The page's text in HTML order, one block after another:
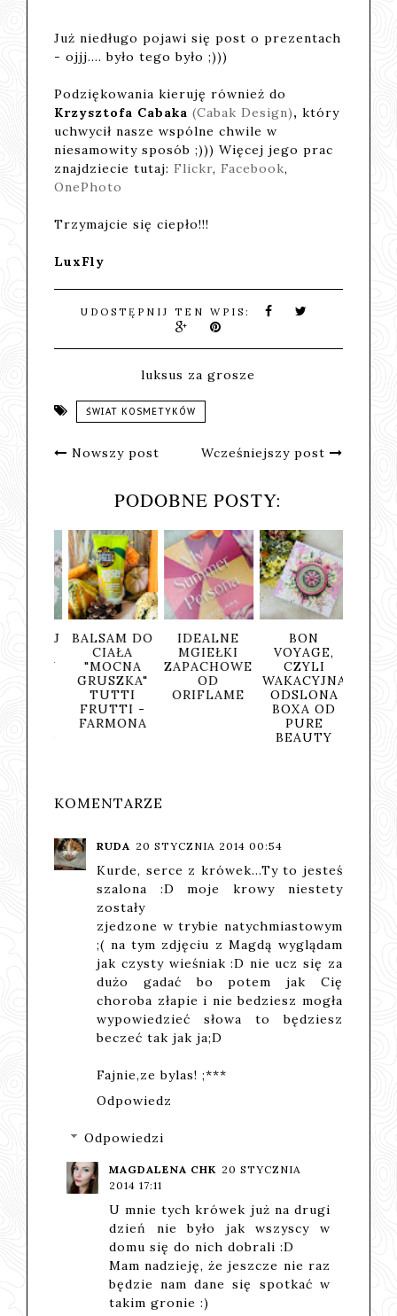
Już niedługo pojawi się post o prezentach
- ojjj.... było tego było ;)))
Podziękowania kieruję również do
Krzysztofa Cabaka(Cabak Design),który
uchwycił nasze wspólne chwile w
niesamowity sposób ;))) Więcej jego prac
znajdziecie tutaj: Flickr, Facebook,
OnePhoto
Trzymajcie się ciepło!!!
LuxFly
UDOSTĘPNIJ TEN WPIS:
luksus za grosze
ŚWIAT KOSMETYKÓW
Nowszy post Wcześniejszy post
PODOBNE POSTY:
BALSAM DO
CIAŁA
"MOCNA
GRUSZKA"
TUTTI
FRUTTI -
FARMONA
IDEALNE
MGIEŁKI
ZAPACHOWE
OD
ORIFLAME
BON
VOYAGE,
CZYLI
WAKACYJNA
ODSLONA
BOXA OD
PURE
BEAUTY
KOMENTARZE
RUDA 20 STYCZNIA 2014 00:54
Kurde, serce z krówek...Ty to jesteś
szalona :D moje krowy niestety
zostały
zjedzone w trybie natychmiastowym
;( na tym zdjęciu z Magdą wyglądam
jak czysty wieśniak :D nie ucz się za
dużo gadać bo potem jak Cię
choroba złapie i nie bedziesz mogła
wypowiedzieć słowa to będziesz
beczeć tak jak ja;D
Fajnie,ze bylas! ;***
Odpowiedz
Odpowiedzi
MAGDALENA CHK 20 STYCZNIA
2014 17:11
U mnie tych krówek już na drugi
dzień nie było jak wszyscy w
domu się do nich dobrali :D
Mam nadzieję, że jeszcze nie raz
będzie nam dane się spotkać w
takim gronie :)